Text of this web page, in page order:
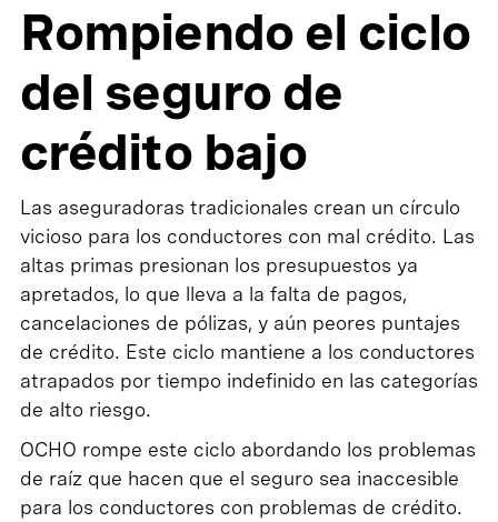
Rompiendo el ciclo
del seguro de
crédito bajo
Las aseguradoras tradicionales crean un círculo
vicioso para los conductores con mal crédito. Las
altas primas presionan los presupuestos ya
apretados, lo que lleva a la falta de pagos,
cancelaciones de pólizas, y aún peores puntajes
de crédito. Este ciclo mantiene a los conductores
atrapados por tiempo indefinido en las categorías
de alto riesgo.
OCHO rompe este ciclo abordando los problemas
de raíz que hacen que el seguro sea inaccesible
para los conductores con problemas de crédito.